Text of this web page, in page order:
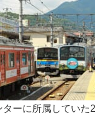
ーに所属していた